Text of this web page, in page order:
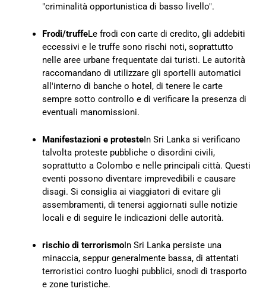
"criminalità opportunistica di basso livello".
Frodi/truffeLe frodi con carte di credito, gli addebiti
eccessivi e le truffe sono rischi noti, soprattutto
nelle aree urbane frequentate dai turisti. Le autorità
raccomandano di utilizzare gli sportelli automatici
all'interno di banche o hotel, di tenere le carte
sempre sotto controllo e di verificare la presenza di
eventuali manomissioni.
Manifestazioni e protesteIn Sri Lanka si verificano
talvolta proteste pubbliche o disordini civili,
soprattutto a Colombo e nelle principali città. Questi
eventi possono diventare imprevedibili e causare
disagi. Si consiglia ai viaggiatori di evitare gli
assembramenti, di tenersi aggiornati sulle notizie
locali e di seguire le indicazioni delle autorità.
rischio di terrorismoIn Sri Lanka persiste una
minaccia, seppur generalmente bassa, di attentati
terroristici contro luoghi pubblici, snodi di trasporto
e zone turistiche.